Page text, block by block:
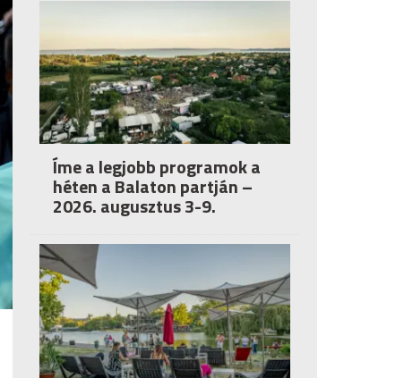
Íme a legjobb programok a
héten a Balaton partján –
2026. augusztus 3-9.